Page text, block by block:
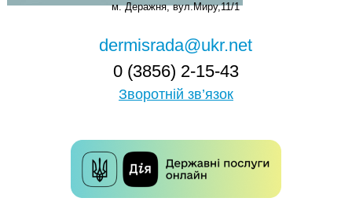
м. Деражня, вул.Миру,11/1
dermisrada@ukr.net
0 (3856) 2-15-43
Зворотній зв’язок